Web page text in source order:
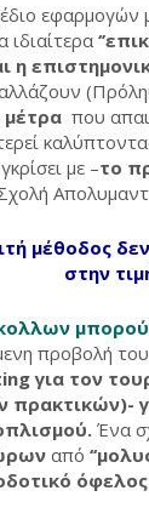
εφαρμογών
ιδιαίτερα
η
που
με –το
μέθοδος
στην τιμή
προβολή του
για τον
πρακτικών)-
Ένα
από
όφελος